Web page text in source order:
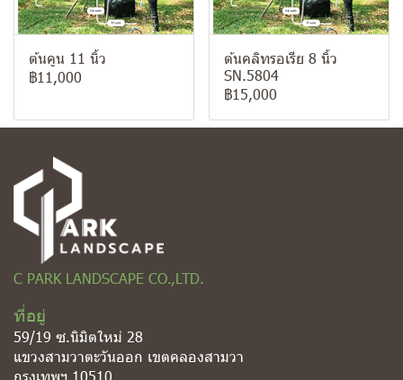
ต้นคูน 11 นิ้ว
฿11,000
ต้นคลิทรอเรีย 8 นิ้ว
SN.5804
฿15,000
C PARK LANDSCAPE CO.,LTD.
ที่อยู่
59/19 ซ.นิมิตใหม่ 28
แขวงสามวาตะวันออก เขตคลองสามวา
กรุงเทพฯ 10510